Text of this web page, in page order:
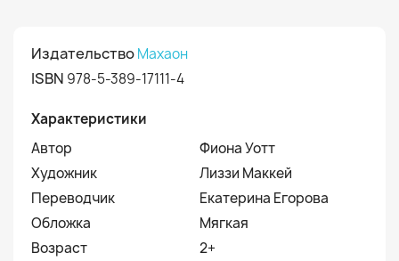
ИздательствоМахаон
ISBN 978-5-389-17111-4
Характеристики
Автор
Фиона Уотт
Художник
Лиззи Маккей
Переводчик
Екатерина Егорова
Обложка
Мягкая
Возраст
2+